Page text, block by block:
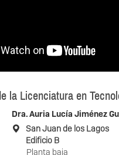
la Licenciatura en
Dra.Auria Lucía Jiménez
San Juan de los Lagos
Edificio B
Planta baja